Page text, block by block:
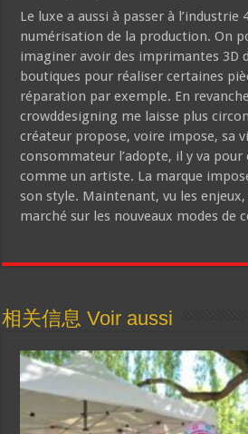
Le luxe a aussi à passer à l’industrie
numérisation de la production. On
imaginer avoir des imprimantes 3D
boutiques pour réaliser certaines
réparation par exemple. En
crowddesigning me laisse plus
créateur propose, voire impose, sa
consommateur l’adopte, il y va pour
comme un artiste. La marque
son style. Maintenant, vu les
marché sur les nouveaux modes de
相关信息 Voir aussi